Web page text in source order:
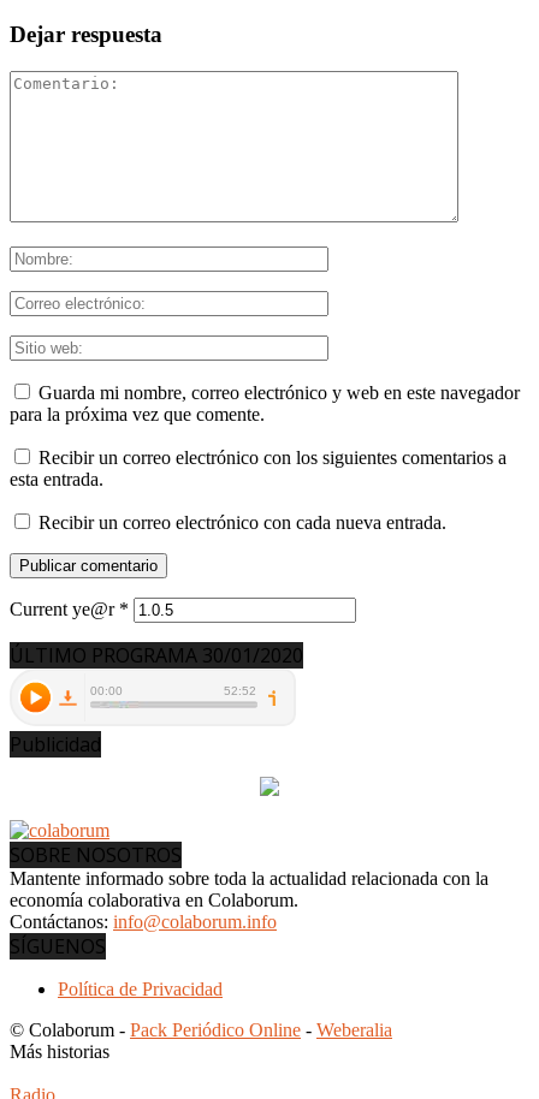
Dejar respuesta
Guarda mi nombre, correo electrónico y web en este navegador
para la próxima vez que comente.
Recibir un correo electrónico con los siguientes comentarios a
esta entrada.
Recibir un correo electrónico con cada nueva entrada.
Current ye@r *
ÚLTIMO PROGRAMA 30/01/2020
Publicidad
SOBRE NOSOTROS
Mantente informado sobre toda la actualidad relacionada con la
economía colaborativa en Colaborum.
Contáctanos: info@colaborum.info
SÍGUENOS
Política de Privacidad
© Colaborum - Pack Periódico Online - Weberalia
Más historias
Radio